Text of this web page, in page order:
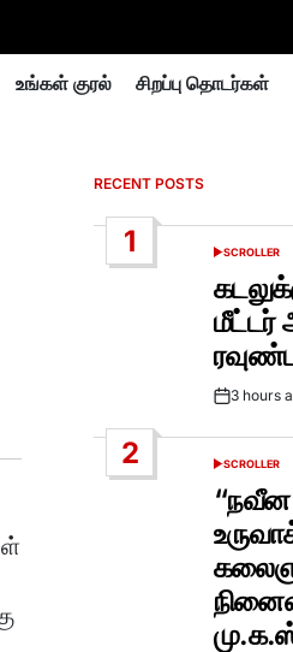
உங்கள் குரல் சிறப்பு தொடர்கள்
RECENT POSTS
1
POSTED
SCROLLER
மீட்டர்
Post3 hours
2
POSTED
SCROLLER